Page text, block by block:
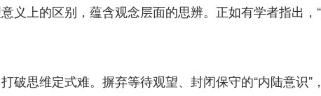
上的区别，蕴含观念层面的思辨。正如有学者指出，“
思维定式难。摒弃等待观望、封闭保守的“内陆意识”